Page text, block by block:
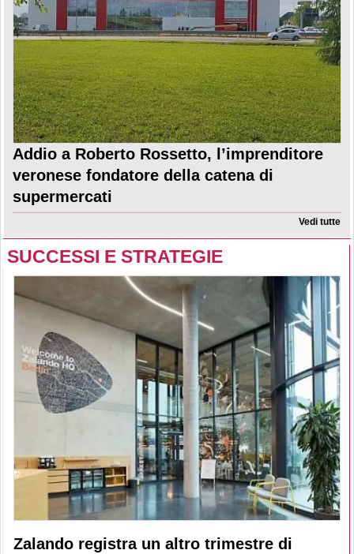
Addio a Roberto Rossetto, l’imprenditore
veronese fondatore della catena di
supermercati
Vedi tutte
SUCCESSI E STRATEGIE
Zalando registra un altro trimestre di